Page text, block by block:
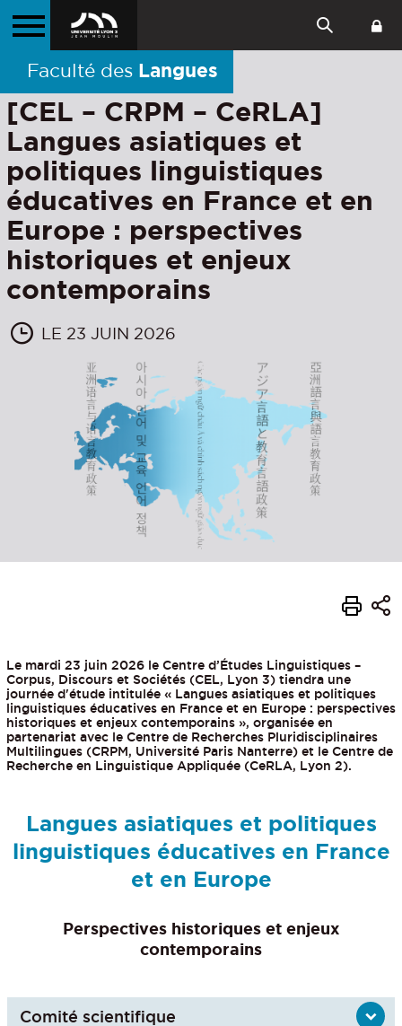
Faculté des Langues
[CEL – CRPM – CeRLA]
Langues asiatiques et
politiques linguistiques
éducatives en France et en
Europe : perspectives
historiques et enjeux
contemporains
LE 23 JUIN 2026
Le mardi 23 juin 2026 le Centre d’Études Linguistiques –
Corpus, Discours et Sociétés (CEL, Lyon 3) tiendra une
journée d'étude intitulée « Langues asiatiques et politiques
linguistiques éducatives en France et en Europe : perspectives
historiques et enjeux contemporains », organisée en
partenariat avec le Centre de Recherches Pluridisciplinaires
Multilingues (CRPM, Université Paris Nanterre) et le Centre de
Recherche en Linguistique Appliquée (CeRLA, Lyon 2).
Langues asiatiques et politiques
linguistiques éducatives en France
et en Europe
Perspectives historiques et enjeux
contemporains
Comité scientifique